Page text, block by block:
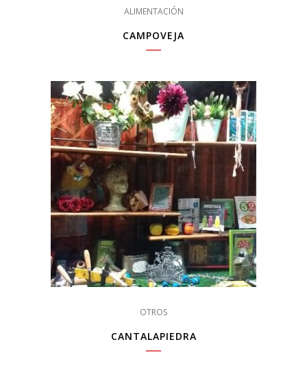
ALIMENTACIÓN
CAMPOVEJA
OTROS
CANTALAPIEDRA